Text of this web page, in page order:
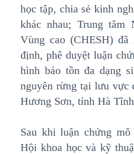
học tập, chia sẻ kinh
khác nhau; Trung tâm
Vùng cao (CHESH)
định, phê duyệt luận
hình bảo tồn đa dạng
nguyên rừng tại lưu vực
Hương Sơn, tỉnh Hà
Sau khi luận chứng
Hội khoa học và kỹ